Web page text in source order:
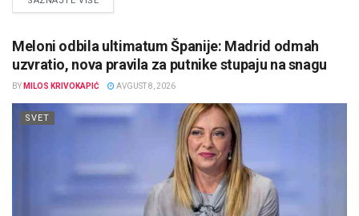
Meloni odbila ultimatum Španije: Madrid odmah
uzvratio, nova pravila za putnike stupaju na snagu
BY MILOS KRIVOKAPIĆ AVGUST 8, 2026
SVET